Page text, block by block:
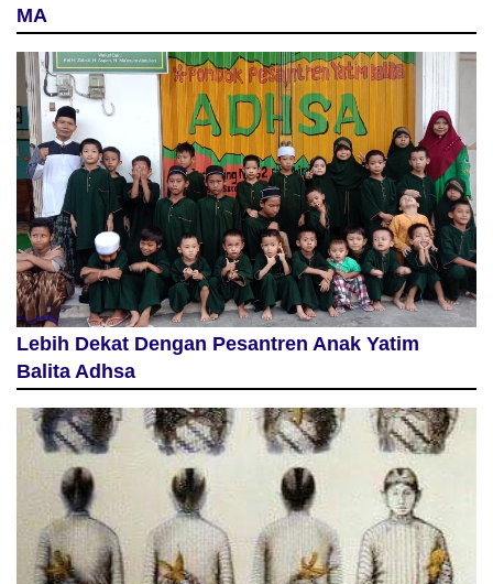
MA
Lebih Dekat Dengan Pesantren Anak Yatim
Balita Adhsa